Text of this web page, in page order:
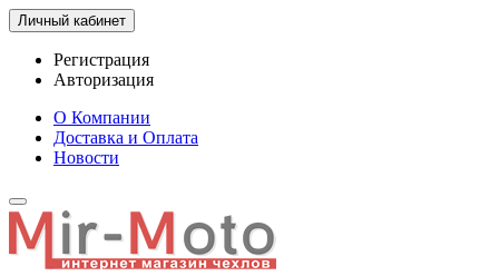
Личный кабинет
Регистрация
Авторизация
О Компании
Доставка и Оплата
Новости